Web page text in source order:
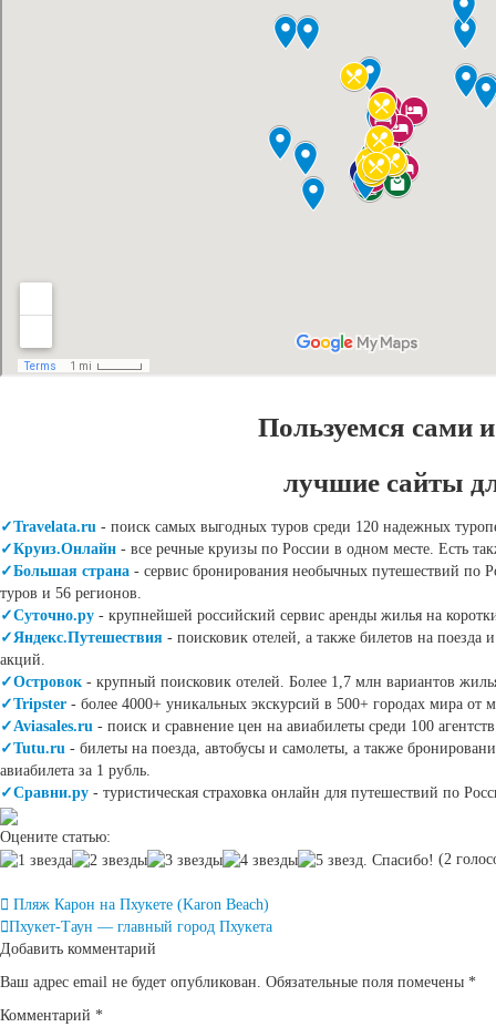
Пользуемся сами
лучшие сайты
✓Travelata.ru - поиск самых выгодных туров среди 120 надежных
✓Круиз.Онлайн - все речные круизы по России в одном месте. Есть
✓Большая страна - сервис бронирования необычных путешествий по
туров и 56 регионов.
✓Суточно.ру - крупнейшей российский сервис аренды жилья на
✓Яндекс.Путешествия - поисковик отелей, а также билетов на
акций.
✓Островок - крупный поисковик отелей. Более 1,7 млн вариантов
✓Tripster - более 4000+ уникальных экскурсий в 500+ городах мира от
✓Aviasales.ru - поиск и сравнение цен на авиабилеты среди 100
✓Tutu.ru - билеты на поезда, автобусы и самолеты, а также
авиабилета за 1 рубль.
✓Сравни.ру - туристическая страховка онлайн для путешествий по
Оцените статью:
(2
Post
navigation
Пляж Карон на Пхукете (Karon Beach)
Пхукет-Таун — главный город Пхукета
Добавить комментарий
Ваш адрес email не будет опубликован. Обязательные поля помечены *
Комментарий *